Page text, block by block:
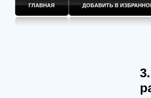
ГЛАВНАЯ ДОБАВИТЬ В